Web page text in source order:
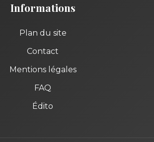
Informations
Plan du site
Contact
Mentions légales
FAQ
Édito